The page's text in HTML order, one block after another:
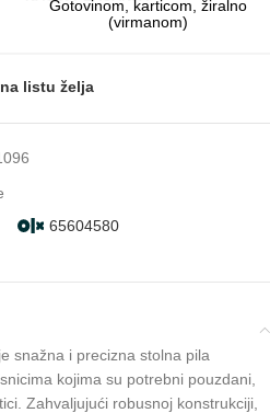
Gotovinom, karticom, žiralno
(virmanom)
listu želja
65604580
je snažna i precizna stolna pila
kojima su potrebni pouzdani,
Zahvaljujući robusnoj konstrukciji,